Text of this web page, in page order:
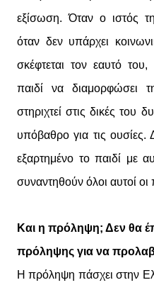
εξίσωση. Όταν ο ιστός
όταν δεν υπάρχει
σκέφτεται τον εαυτό
παιδί να διαμορφώσει
στηριχτεί στις δικές του
υπόβαθρο για τις ουσίες.
εξαρτημένο το παιδί με
συναντηθούν όλοι αυτοί οι
Και η πρόληψη; Δεν θα
πρόληψης για να
Η πρόληψη πάσχει στην